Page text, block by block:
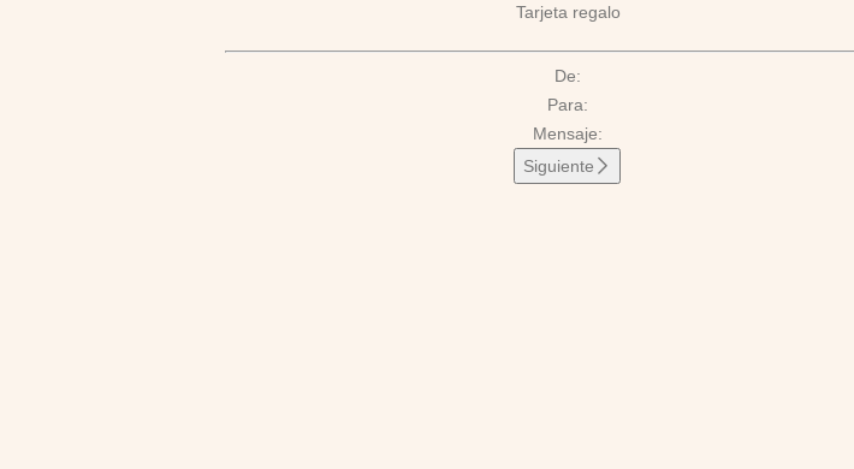
Tarjeta regalo
De:
Para:
Mensaje:
Siguiente